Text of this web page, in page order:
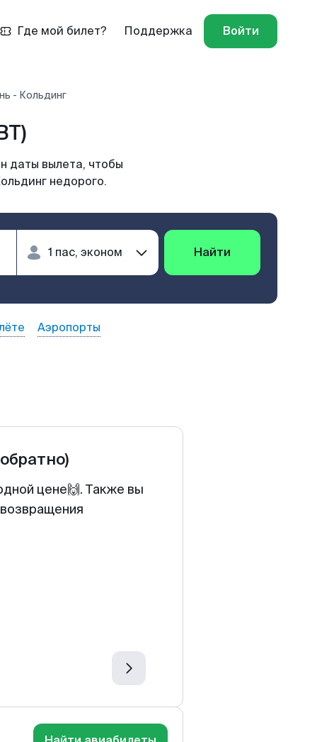
Где мой билет? Поддержка Войти
- Кольдинг
даты вылета, чтобы
недорого.
Найти
Аэропорты
цене🙌. Также вы